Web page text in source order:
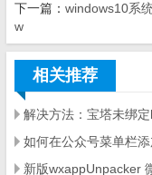
下一篇： windows10系
w‌
相关推荐
解决方法：宝塔未绑
如何在公众号菜单栏
新版wxappUnpacker